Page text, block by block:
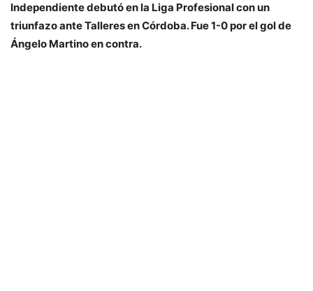
Independiente debutó en la Liga Profesional con un
triunfazo ante Talleres en Córdoba. Fue 1-0 por el gol de
Ángelo Martino en contra.